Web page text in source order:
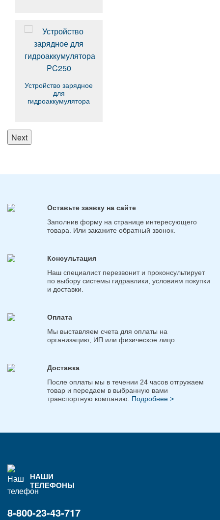
Устройство зарядное
для
гидроаккумулятора
Next
Оставьте заявку на сайте
Заполнив форму на странице интересующего
товара. Или закажите обратный звонок.
Консультация
Наш специалист перезвонит и проконсультирует
по выбору системы гидравлики, условиям покупки
и доставки.
Оплата
Мы выставляем счета для оплаты на
организацию, ИП или физическое лицо.
Доставка
После оплаты мы в течении 24 часов отгружаем
товар и передаем в выбранную вами
транспортную компанию. Подробнее >
НАШИ
ТЕЛЕФОНЫ
8-800-23-43-717